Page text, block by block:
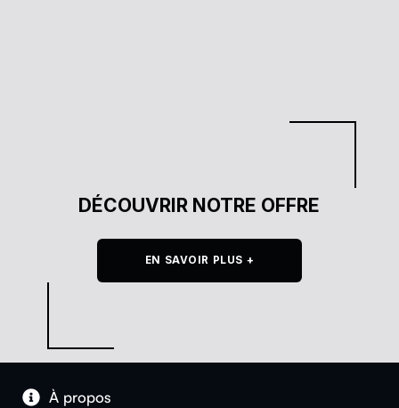
DÉCOUVRIR NOTRE OFFRE
EN SAVOIR PLUS +
À pro­pos